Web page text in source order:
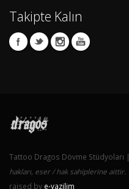
Takipte Kalın
Tattoo Dragos Dövme Stüdyoları |
hakları, eser / hak sahiplerine aittir.
raised by e-yazilim